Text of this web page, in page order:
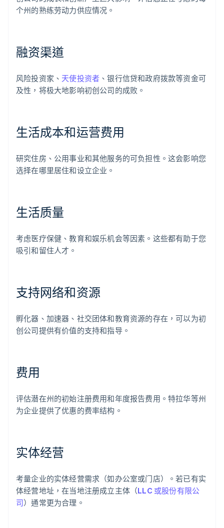
个州的熟练劳动力供应情况。
融资渠道
风险投资家、 天使投资者 、银行信贷和政府拨款等资金可
及性，将极大地影响初创公司的成败。
生活成本和运营费用
研究住房、公用事业和其他服务的可负担性。这会影响您
选择在哪里居住和设立企业。
生活质量
考虑医疗保健、教育和娱乐机会等因素。这些都有助于您
吸引和留住人才。
支持网络和资源
孵化器、加速器、社交团体和教育资源的存在，可以为初
创公司提供有价值的支持和指导。
费用
评估潜在州的初始注册费用和年度报告费用。特拉华等州
为企业提供了优惠的费率结构。
实体经营
考量企业的实体经营需求（如办公室或门店）。若已有实
体经营地址，在当地注册成立主体（LLC 或股份有限公
司）通常更为合理。